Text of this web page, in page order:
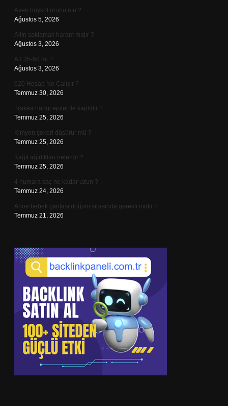
Aven boykot ürünü mü ?
Ağustos 5, 2026
Altın saklamak haram mıdır ?
Ağustos 3, 2026
A3 35-50 mi ?
Ağustos 3, 2026
620 Hesap Ne Çalışır ?
Temmuz 30, 2026
Trakea hangi epitel ile kaplıdır ?
Temmuz 25, 2026
Kimyon şekeri düşürür mü ?
Temmuz 25, 2026
Kağıt ağırlıkları nelerdir ?
Temmuz 25, 2026
4 numara saç ne kadar uzun ?
Temmuz 24, 2026
Anne bebek çantası doğum sırasında gerekli midir ?
Temmuz 21, 2026